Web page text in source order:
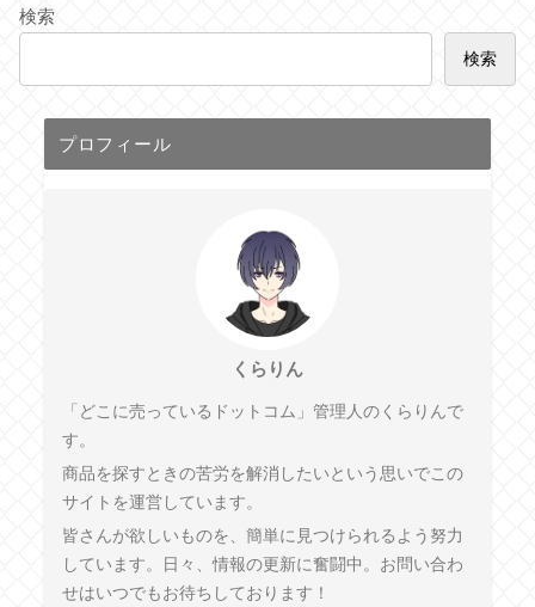
検索
検索
プロフィール
くらりん
「どこに売っているドットコム」管理人のくらりんで
す。
商品を探すときの苦労を解消したいという思いでこの
サイトを運営しています。
皆さんが欲しいものを、簡単に見つけられるよう努力
しています。日々、情報の更新に奮闘中。お問い合わ
せはいつでもお待ちしております！